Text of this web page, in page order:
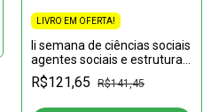
LIVRO EM OFERTA!
Ii semana de ciências sociais
agentes sociais e estruturas
anais
R$121,65 R$141,45